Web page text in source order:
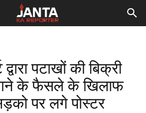
पटाखों की बिक्री
के फैसले के खिलाफ
पर लगे पोस्टर